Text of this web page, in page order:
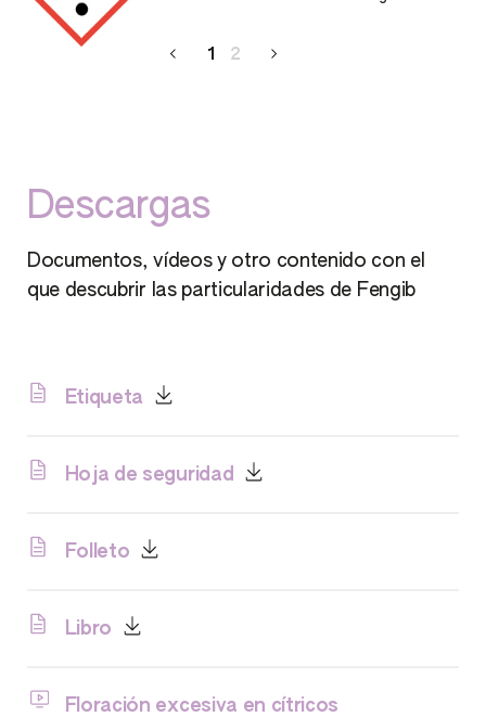
1 2
Descargas
Documentos, vídeos y otro contenido con el
que descubrir las particularidades de Fengib
Etiqueta
Hoja de seguridad
Folleto
Libro
Floración excesiva en cítricos